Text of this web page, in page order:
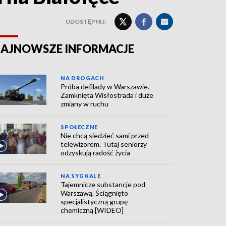
UDOSTĘPNIJ:
INFORMACJE
NA DROGACH
Próba defilady w Warszawie.
Zamknięta Wisłostrada i duże
zmiany w ruchu
SPOŁECZNE
Nie chcą siedzieć sami przed
telewizorem. Tutaj seniorzy
odzyskują radość życia
NA SYGNALE
Tajemnicze substancje pod
Warszawą. Ściągnięto
specjalistyczną grupę
chemiczną [WIDEO]